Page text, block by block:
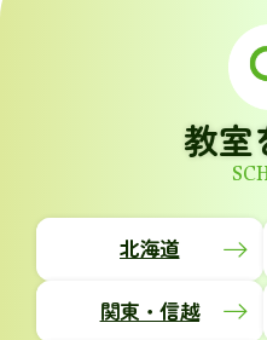
教室
北海道
関東・信越